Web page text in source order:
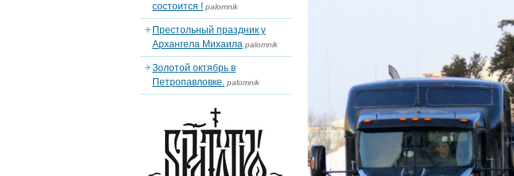
состоится ! palomnik
Престольный праздник у
Архангела Михаила palomnik
Золотой октябрь в
Петропавловке. palomnik